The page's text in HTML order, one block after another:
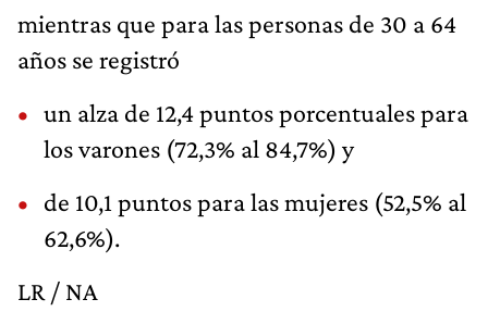
mientras que para las personas de 30 a 64
años se registró
un alza de 12,4 puntos porcentuales para
los varones (72,3% al 84,7%) y
de 10,1 puntos para las mujeres (52,5% al
62,6%).
LR / NA